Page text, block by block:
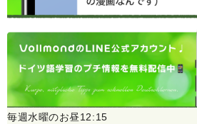
毎週水曜のお昼12:15